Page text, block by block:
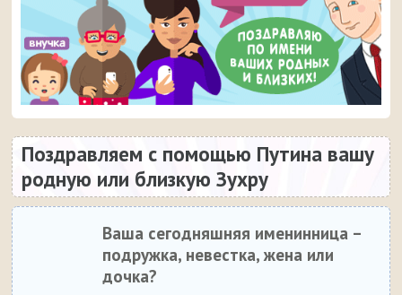
Поздравляем с помощью Путина вашу
родную или близкую Зухру
Ваша сегодняшняя именинница –
подружка, невестка, жена или
дочка?